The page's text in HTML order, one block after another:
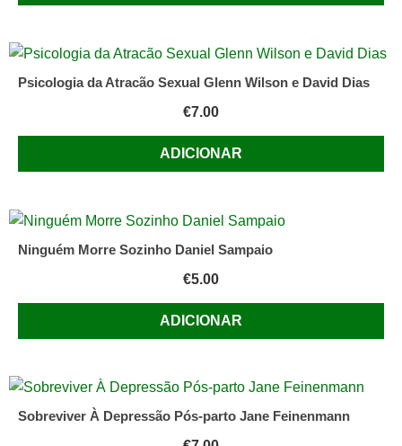
Psicologia da Atracão Sexual Glenn Wilson e David Dias
€7.00
ADICIONAR
Ninguém Morre Sozinho Daniel Sampaio
€5.00
ADICIONAR
Sobreviver À Depressão Pós-parto Jane Feinenmann